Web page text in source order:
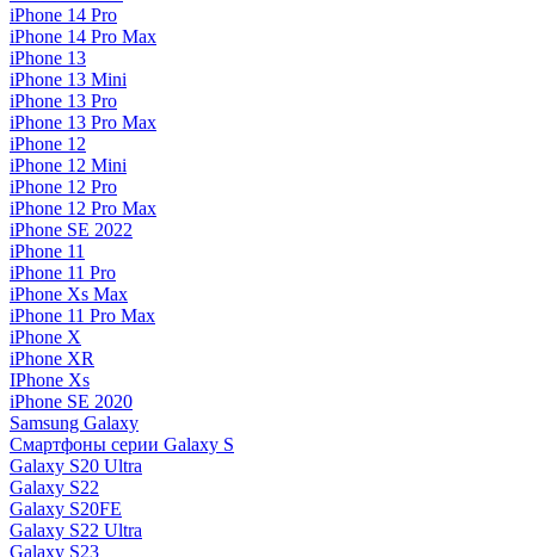
iPhone 14 Pro
iPhone 14 Pro Max
iPhone 13
iPhone 13 Mini
iPhone 13 Pro
iPhone 13 Pro Max
iPhone 12
iPhone 12 Mini
iPhone 12 Pro
iPhone 12 Pro Max
iPhone SE 2022
iPhone 11
iPhone 11 Pro
iPhone Xs Max
iPhone 11 Pro Max
iPhone X
iPhone XR
IPhone Xs
iPhone SE 2020
Samsung Galaxy
Смартфоны серии Galaxy S
Galaxy S20 Ultra
Galaxy S22
Galaxy S20FE
Galaxy S22 Ultra
Galaxy S23